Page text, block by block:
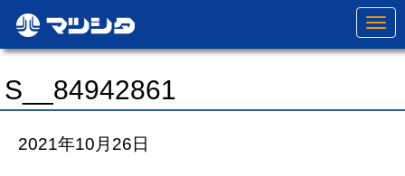
N
a
v
t
S__84942861
2021年10月26日